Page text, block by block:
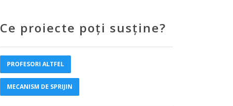
Ce proiecte poți susține?
PROFESORI ALTFEL
MECANISM DE SPRIJIN